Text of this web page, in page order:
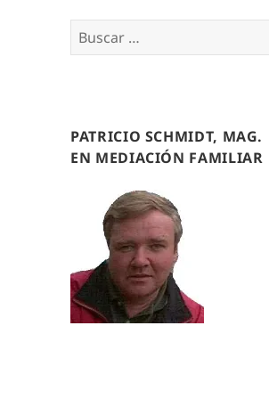
Buscar
por:
PATRICIO SCHMIDT, MAG.
EN MEDIACIÓN FAMILIAR